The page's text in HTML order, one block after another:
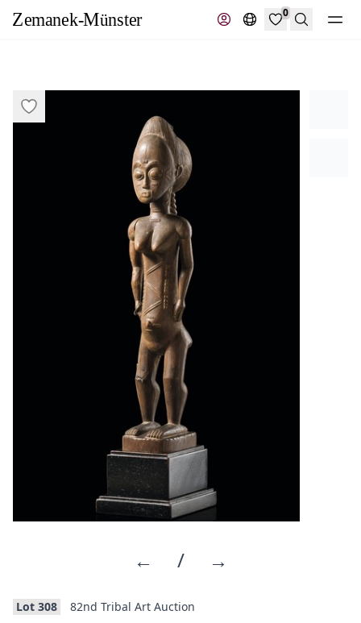
0
Recherche
← / →
Lot 308 82nd Tribal Art Auction